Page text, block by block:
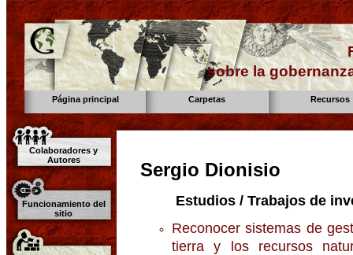
sobre la
Página principal Carpetas Recursos
Colaboradores y
Autores
Funcionamiento del
sitio
Sergio Dionisio
Estudios / Trabajos de
Reconocer sistemas de
tierra y los recursos